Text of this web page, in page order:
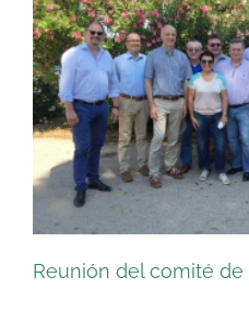
Reunión del comité